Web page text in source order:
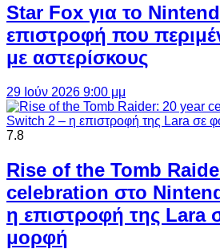
Star Fox για το
επιστροφή που
με αστερίσκους
29 Ιούν 2026 9:00 μμ
7.8
Rise of the Tomb
celebration στο
η επιστροφή της Lara
μορφή